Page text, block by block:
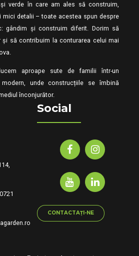
verde în care am ales să construim,
mici detalii – toate acestea spun despre
gândim și construim diferit. Dorim să
și să contribuim la conturarea celui mai
aproape sute de familii într-un
modern, unde construcțiile se îmbină
înconjurător.
Social
CONTACTAȚI-NE